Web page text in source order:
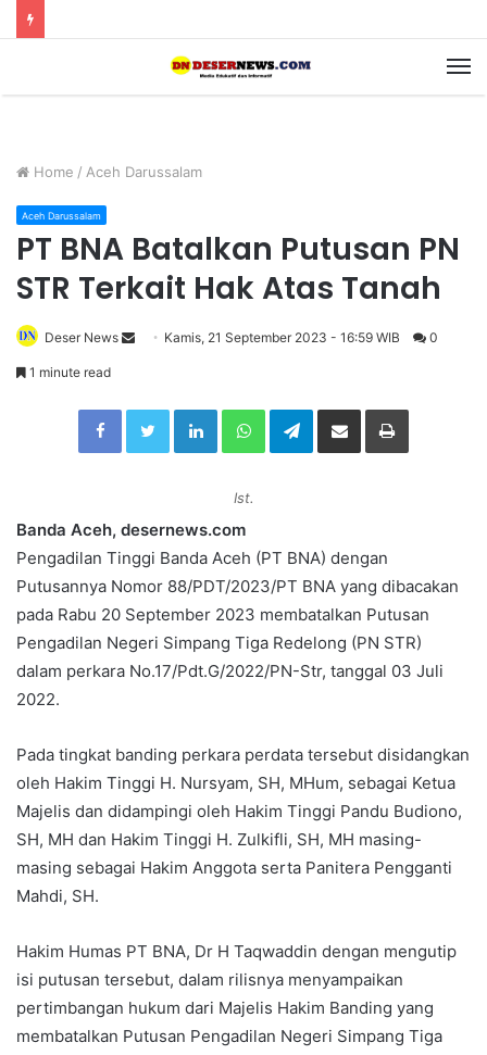
Home / Aceh Darussalam
Aceh Darussalam
PT BNA Batalkan Putusan PN
STR Terkait Hak Atas Tanah
Deser News
a
i
Kamis, 21 September 2023 - 16:59 WIB 0
1 minute read
Facebook Twitter LinkedIn WhatsApp Telegram
Ist.
Banda Aceh, desernews.com
Pengadilan Tinggi Banda Aceh (PT BNA) dengan
Putusannya Nomor 88/PDT/2023/PT BNA yang dibacakan
pada Rabu 20 September 2023 membatalkan Putusan
Pengadilan Negeri Simpang Tiga Redelong (PN STR)
dalam perkara No.17/Pdt.G/2022/PN-Str, tanggal 03 Juli
2022.
Pada tingkat banding perkara perdata tersebut disidangkan
oleh Hakim Tinggi H. Nursyam, SH, MHum, sebagai Ketua
Majelis dan didampingi oleh Hakim Tinggi Pandu Budiono,
SH, MH dan Hakim Tinggi H. Zulkifli, SH, MH masing-
masing sebagai Hakim Anggota serta Panitera Pengganti
Mahdi, SH.
Hakim Humas PT BNA, Dr H Taqwaddin dengan mengutip
isi putusan tersebut, dalam rilisnya menyampaikan
pertimbangan hukum dari Majelis Hakim Banding yang
membatalkan Putusan Pengadilan Negeri Simpang Tiga